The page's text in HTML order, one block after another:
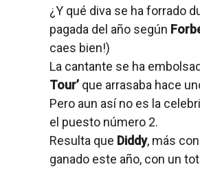
¿Y qué diva se ha forrado
pagada del año según
caes bien!)
La cantante se ha
Tour’ que arrasaba hace
Pero aun así no es la
el puesto número 2.
Resulta que Diddy, más
ganado este año, con un